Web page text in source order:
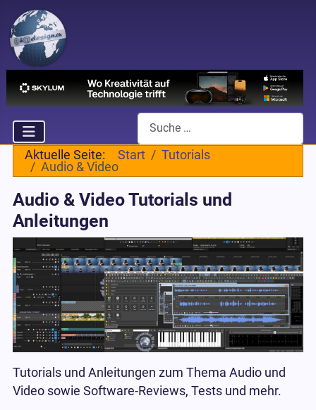
Suchen
Aktuelle Seite: Start
Tutorials
Audio & Video
Audio & Video Tutorials und
Anleitungen
Tutorials und Anleitungen zum Thema Audio und
Video sowie Software-Reviews, Tests und mehr.